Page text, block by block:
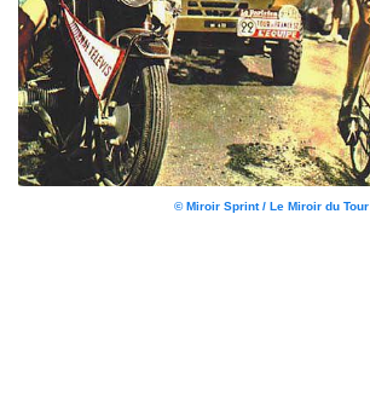
© Miroir Sprint / Le Miroir du Tour